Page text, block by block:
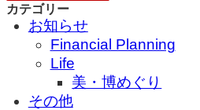
カテゴリー
お知らせ
Financial Planning
Life
美・博めぐり
その他